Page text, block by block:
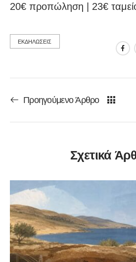
20€ προπώληση | 23€
ΕΚΔΗΛΩΣΕΙΣ
Προηγούμενο Άρθρο
Σχετικά